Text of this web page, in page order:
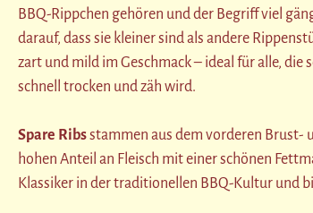
BBQ-Rippchen gehören und der Begriff viel
darauf, dass sie kleiner sind als andere
zart und mild im Geschmack – ideal für alle, die
schnell trocken und zäh wird.
Spare Ribsstammen aus dem vorderen Brust-
hohen Anteil an Fleisch mit einer schönen
Klassiker in der traditionellen BBQ-Kultur und